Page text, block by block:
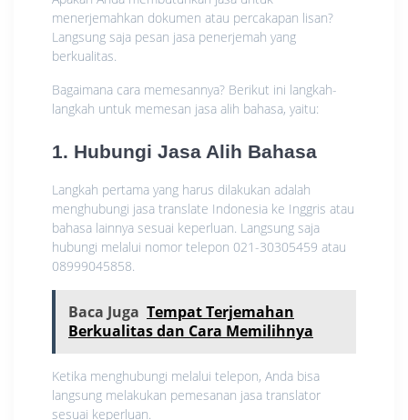
menerjemahkan dokumen atau percakapan lisan?
Langsung saja pesan jasa penerjemah yang
berkualitas.
Bagaimana cara memesannya? Berikut ini langkah-
langkah untuk memesan jasa alih bahasa, yaitu:
1. Hubungi Jasa Alih Bahasa
Langkah pertama yang harus dilakukan adalah
menghubungi jasa translate Indonesia ke Inggris atau
bahasa lainnya sesuai keperluan. Langsung saja
hubungi melalui nomor telepon 021-30305459 atau
08999045858.
Baca Juga Tempat Terjemahan
Berkualitas dan Cara Memilihnya
Ketika menghubungi melalui telepon, Anda bisa
langsung melakukan pemesanan jasa translator
sesuai keperluan.